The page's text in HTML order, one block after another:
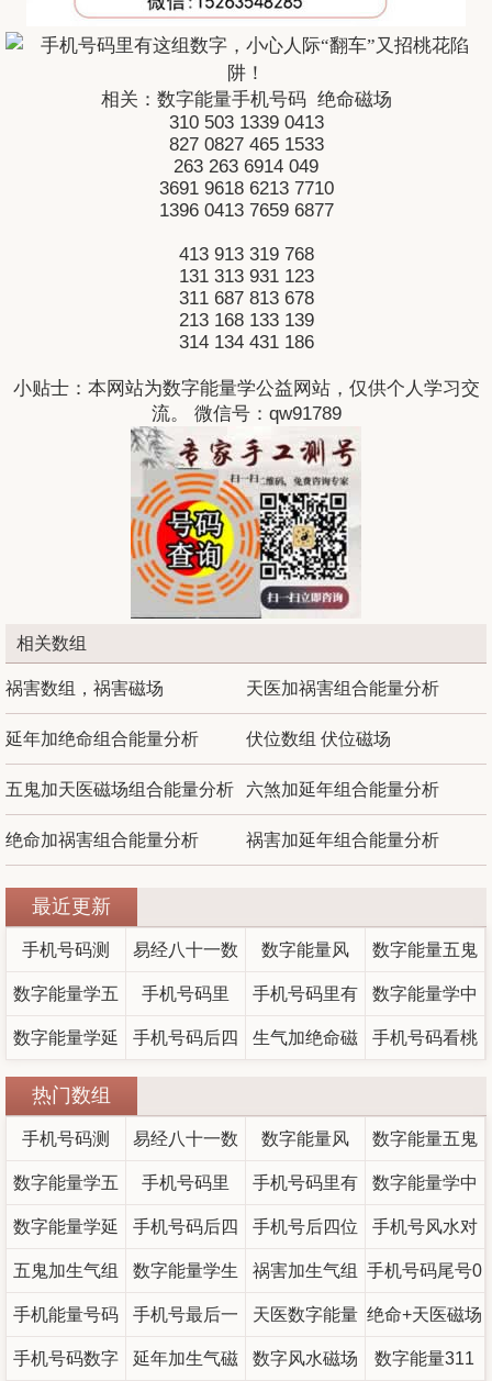
相关： 数字能量手机号码 绝命磁场
310 503 1339 0413
827 0827 465 1533
263 263 6914 049
3691 9618 6213 7710
1396 0413 7659 6877
413 913 319 768
131 313 931 123
311 687 813 678
213 168 133 139
314 134 431 186
小贴士：本网站为数字能量学公益网站，仅供个人学习交
流。 微信号：qw91789
相关数组
祸害数组，祸害磁场 天医加祸害组合能量分析
延年加绝命组合能量分析 伏位数组 伏位磁场
五鬼加天医磁场组合能量分析 六煞加延年组合能量分析
绝命加祸害组合能量分析 祸害加延年组合能量分析
最近更新
手机号码测
评：女性手机
号为何要避开
13与19
易经八十一数
理完整版详解
数字背后的吉
数字能量风
水，豹子号迷
思
数字能量五鬼
数字18和81
数字能量学五
鬼能量高的人
手机号码里
的“天医延年”磁
场组合，为什
么有人发财有
人辛苦？
手机号码里有
这组数字，小
招桃花陷阱！
数字能量学中
的“天医”磁场到
数字能量学延
年磁场是什么
意思？延年磁
场性格与财富
事业全解析
手机号码后四
位吉利数对照
大全：这些尾
号越用越旺
生气加绝命磁
朋友缘深但易
破财的数字能
手机号码看桃
象？数字能量
学揭秘感情中
的暗示密码
热门数组
手机号码测
评：女性手机
号为何要避开
13与19
易经八十一数
理完整版详解
数字背后的吉
凶规律
数字能量风
水，豹子号迷
思
数字能量五鬼
数字18和81
数字能量学五
鬼能量高的人
手机号码里
的“天医延年”磁
场组合，为什
么有人发财有
人辛苦？
手机号码里有
这组数字，小
心人际“翻车”又
招桃花陷阱！
数字能量学中
的“天医”磁场到
底管用吗？
数字能量学延
年磁场是什么
意思？延年磁
场性格与财富
手机号码后四
位吉利数对照
大全：这些尾
号越用越旺
手机号后四位
吉数对照表
手机号风水对
照表最全
五鬼加生气组
合
数字能量学生
（孩子）适合
用的号码，旺
祸害加生气组
合,数字能量祸
害加生气,磁场
手机号码尾号0
好吗 尾数00的
手机号寓意
手机能量号码
1349为什么贵
手机号最后一
位暗示命运，
天医数字能量
代表什么意思
绝命+天医磁场
组合综合简析
手机号码数字 延年加生气磁 数字风水磁场 数字能量311